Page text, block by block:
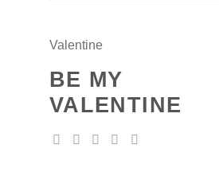
Valentine
BE MY
VALENTINE